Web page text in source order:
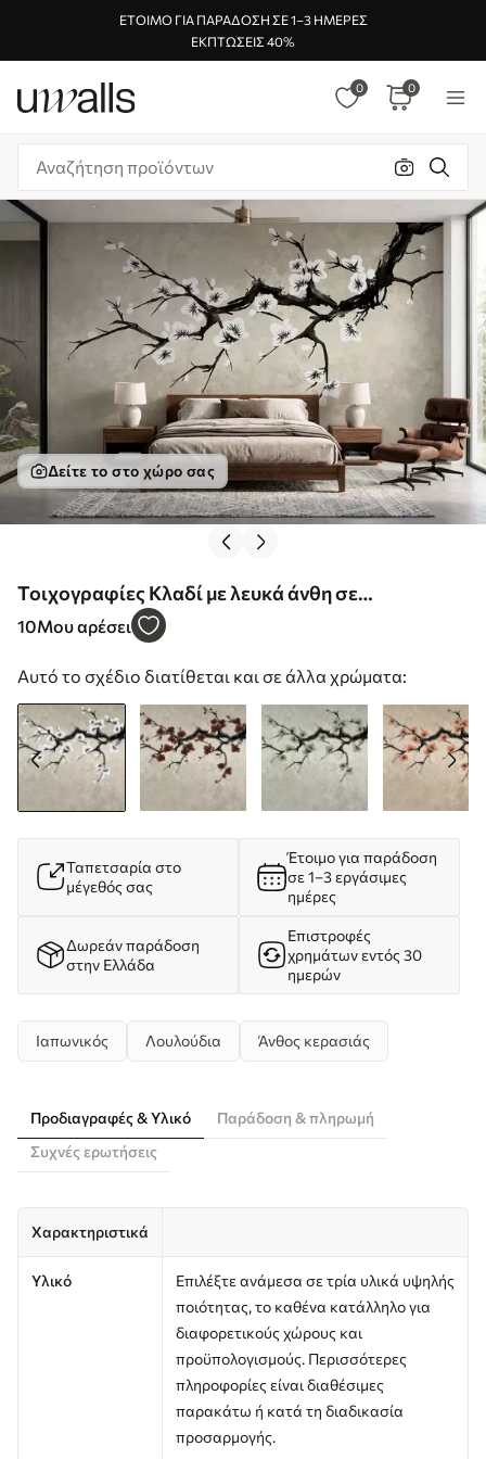
ΈΤΟΙΜΟ ΓΙΑ ΠΑΡΆΔΟΣΗ ΣΕ 1–3 ΗΜΈΡΕΣ
ΕΚΠΤΏΣΕΙΣ 40%
0 0
Δείτε το στο χώρο σας
Τοιχογραφίες Κλαδί με λευκά άνθη σε
μινιμαλιστικό στυλ Nr. w05425
10Μου αρέσει
Αυτό το σχέδιο διατίθεται και σε άλλα χρώματα:
Ταπετσαρία στο
μέγεθός σας
Έτοιμο για παράδοση
σε 1–3 εργάσιμες
ημέρες
Δωρεάν παράδοση
στην Ελλάδα
Επιστροφές
χρημάτων εντός 30
ημερών
Ιαπωνικός Λουλούδια Άνθος κερασιάς
Προδιαγραφές & Υλικό
Παράδοση & πληρωμή
Συχνές ερωτήσεις
Χαρακτηριστικά
Υλικό
Επιλέξτε ανάμεσα σε τρία υλικά υψηλής
ποιότητας, το καθένα κατάλληλο για
διαφορετικούς χώρους και
προϋπολογισμούς. Περισσότερες
πληροφορίες είναι διαθέσιμες
παρακάτω ή κατά τη διαδικασία
προσαρμογής.